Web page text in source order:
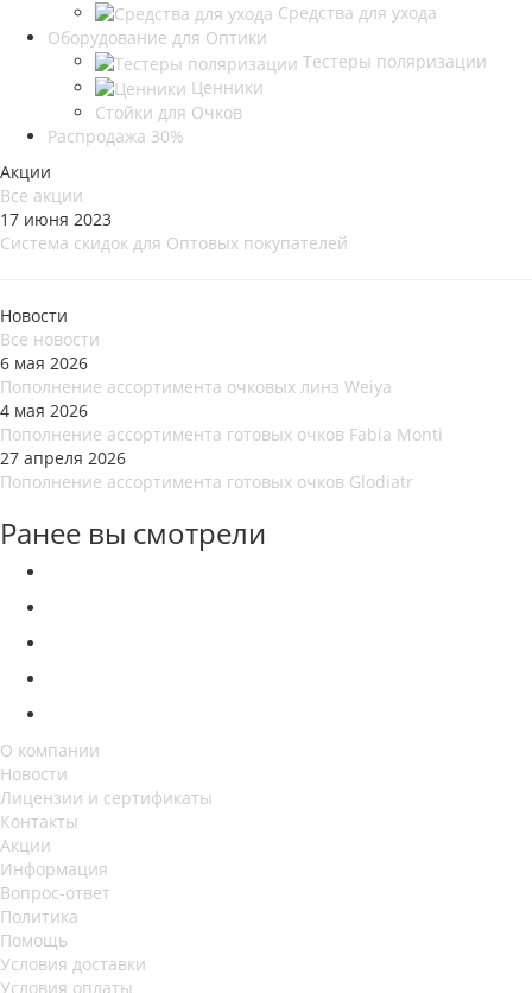
Средства для ухода
Оборудование для Оптики
Тестеры поляризации
Ценники
Стойки для Очков
Распродажа 30%
Акции
Все акции
17 июня 2023
Система скидок для Оптовых покупателей
Новости
Все новости
6 мая 2026
Пополнение ассортимента очковых линз Weiya
4 мая 2026
Пополнение ассортимента готовых очков Fabia Monti
27 апреля 2026
Пополнение ассортимента готовых очков Glodiatr
Ранее вы смотрели
О компании
Новости
Лицензии и сертификаты
Контакты
Акции
Информация
Вопрос-ответ
Политика
Помощь
Условия доставки
Условия оплаты